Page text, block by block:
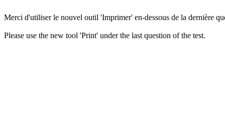
Merci d'utiliser le nouvel outil 'Imprimer' en-dessous de la dernière
Please use the new tool 'Print' under the last question of the test.